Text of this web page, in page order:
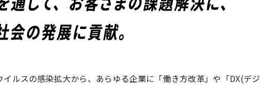
ルスの感染拡大から、あらゆる企業に「働き方改革」や「DX(デジ